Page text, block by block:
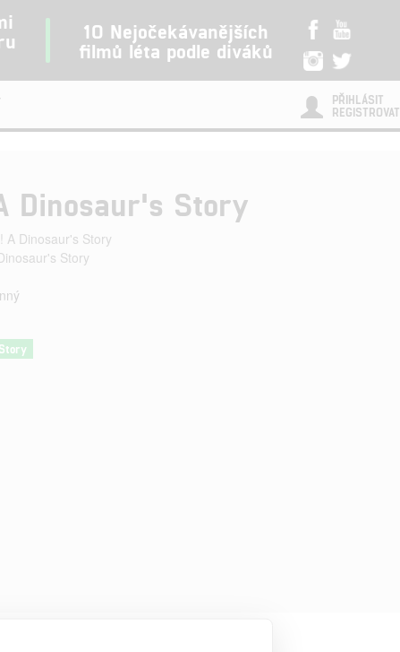
10 Nejočekávanějších
filmů léta podle diváků
PŘIHLÁSIT
REGISTROVAT
Dinosaur's Story
A Dinosaur's Story
Story